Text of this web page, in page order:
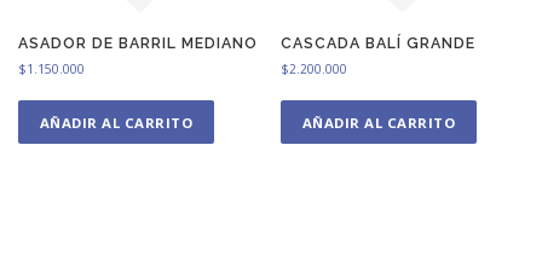
ASADOR DE BARRIL MEDIANO
$1.150.000
AÑADIR AL CARRITO
CASCADA BALÍ GRANDE
$2.200.000
AÑADIR AL CARRITO